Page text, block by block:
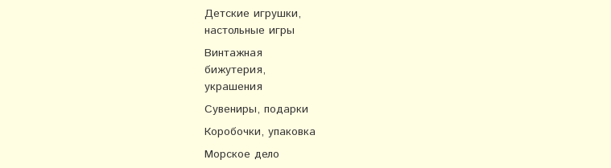
Детские игрушки,
настольные игры
Винтажная
бижутерия,
украшения
Сувениры, подарки
Коробочки, упаковка
Морское дело